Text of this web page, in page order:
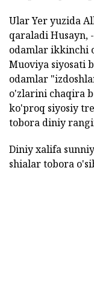
Ular Yer yuzida
qaraladi Husayn,
odamlar ikkinchi
Muoviya siyosati
odamlar
o'zlarini chaqira
ko'proq siyosiy
tobora diniy
Diniy xalifa
shialar tobora